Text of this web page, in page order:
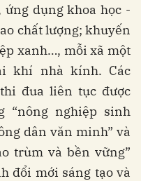
dụng khoa học -
chất lượng; khuyến
xanh…, mỗi xã một
khí nhà kính. Các
đua liên tục được
“nông nghiệp sinh
dân văn minh” và
trùm và bền vững”
đổi mới sáng tạo và